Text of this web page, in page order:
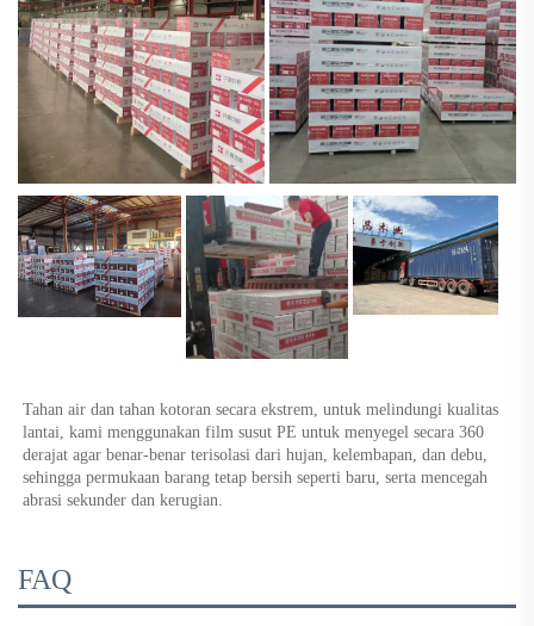
Tahan air dan tahan kotoran secara ekstrem, untuk melindungi kualitas
lantai, kami menggunakan film susut PE untuk menyegel secara 360
derajat agar benar-benar terisolasi dari hujan, kelembapan, dan debu,
sehingga permukaan barang tetap bersih seperti baru, serta mencegah
abrasi sekunder dan kerugian.
FAQ